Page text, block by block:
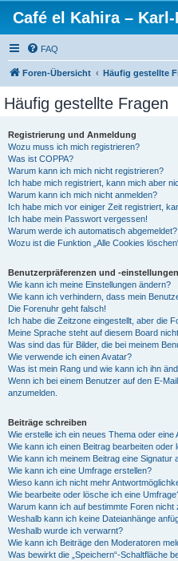
Café el Kahira –
FAQ
Foren-Übersicht Häufig gestellte
Häufig gestellte Fragen
Registrierung und Anmeldung
Wozu muss ich mich registrieren?
Was ist COPPA?
Warum kann ich mich nicht registrieren?
Ich habe mich registriert, kann mich aber
Warum kann ich mich nicht anmelden?
Ich habe mich vor einiger Zeit registriert,
Ich habe mein Passwort vergessen!
Warum werde ich automatisch abgemeldet?
Wozu ist die Funktion „Alle Cookies
Benutzerpräferenzen und -einstellungen
Wie kann ich meine Einstellungen ändern?
Wie kann ich verhindern, dass mein
Die Forenuhr geht falsch!
Ich habe die Zeitzone eingestellt, aber die
Meine Sprache steht auf diesem Board
Was sind das für Bilder, die bei meinem
Wie verwende ich einen Avatar?
Was ist mein Rang und wie kann ich ihn
Wenn ich bei einem Benutzer auf den E-
anzumelden.
Beiträge schreiben
Wie erstelle ich ein neues Thema oder eine
Wie kann ich einen Beitrag bearbeiten oder
Wie kann ich meinem Beitrag eine Signatur
Wie kann ich eine Umfrage erstellen?
Wieso kann ich nicht mehr
Wie bearbeite oder lösche ich eine
Warum kann ich auf bestimmte Foren nicht
Weshalb kann ich keine Dateianhänge
Weshalb wurde ich verwarnt?
Wie kann ich Beiträge den Moderatoren
Was bewirkt die „Speichern“-Schaltfläche